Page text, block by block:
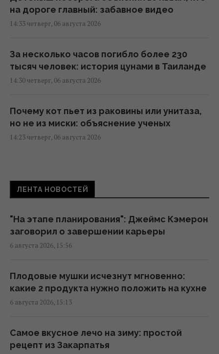
на дороге главный: забавное видео
14:33 четверг, 06 августа 2026
За несколько часов погибло более 230
тысяч человек: история цунами в Таиланде
14:30 четверг, 06 августа 2026
Почему кот пьет из раковины или унитаза,
но не из миски: объяснение ученых
14:23 четверг, 06 августа 2026
после приезда солиста "Ногу свело!" в
Киев
Дома из старых шин и бутылок держат 20°C
без кондиционера и отопления: как это
14:11 четверг, 06 августа 2026
Загадка со спичками, в которой
движении
14:08 четверг, 06 августа 2026
ЛЕНТА НОВОСТЕЙ
"На этапе планирования": Джеймс Кэмерон
заговорил о завершении карьеры
6 августа 2026, 15:56
Плодовые мушки исчезнут мгновенно:
какие 2 продукта нужно положить на кухне
6 августа 2026, 15:13
Самое вкусное лечо на зиму: простой
рецепт из Закарпатья